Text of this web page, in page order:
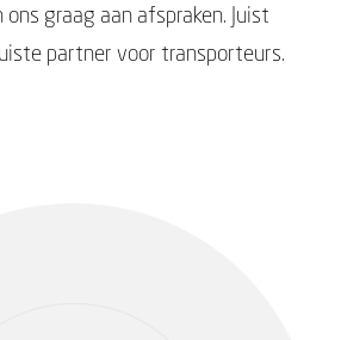
graag aan afspraken. Juist
partner voor transporteurs.